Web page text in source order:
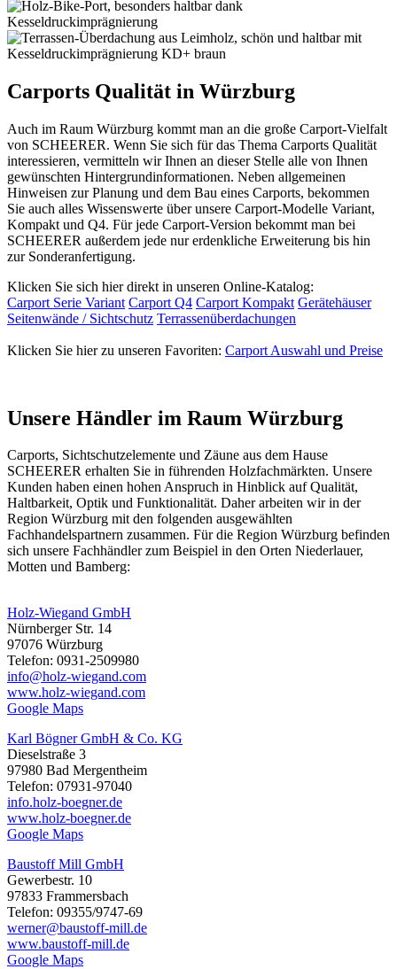
Carports Qualität in Würzburg
Auch im Raum Würzburg kommt man an die große Carport-Vielfalt
von SCHEERER. Wenn Sie sich für das Thema Carports Qualität
interessieren, vermitteln wir Ihnen an dieser Stelle alle von Ihnen
gewünschten Hintergrundinformationen. Neben allgemeinen
Hinweisen zur Planung und dem Bau eines Carports, bekommen
Sie auch alles Wissenswerte über unsere Carport-Modelle Variant,
Kompakt und Q4. Für jede Carport-Version bekommt man bei
SCHEERER außerdem jede nur erdenkliche Erweiterung bis hin
zur Sonderanfertigung.
Klicken Sie sich hier direkt in unseren Online-Katalog:
Carport Serie Variant Carport Q4 Carport Kompakt Gerätehäuser
Seitenwände / Sichtschutz Terrassenüberdachungen
Klicken Sie hier zu unseren Favoriten: Carport Auswahl und Preise
Unsere Händler im Raum Würzburg
Carports, Sichtschutzelemente und Zäune aus dem Hause
SCHEERER erhalten Sie in führenden Holzfachmärkten. Unsere
Kunden haben einen hohen Anspruch in Hinblick auf Qualität,
Haltbarkeit, Optik und Funktionalität. Daher arbeiten wir in der
Region Würzburg mit den folgenden ausgewählten
Fachhandelspartnern zusammen. Für die Region Würzburg befinden
sich unsere Fachhändler zum Beispiel in den Orten Niederlauer,
Motten und Bamberg:
Holz-Wiegand GmbH
Nürnberger Str. 14
97076 Würzburg
Telefon: 0931-2509980
info@holz-wiegand.com
www.holz-wiegand.com
Google Maps
Karl Bögner GmbH & Co. KG
Dieselstraße 3
97980 Bad Mergentheim
Telefon: 07931-97040
info.holz-boegner.de
www.holz-boegner.de
Google Maps
Baustoff Mill GmbH
Gewerbestr. 10
97833 Frammersbach
Telefon: 09355/9747-69
werner@baustoff-mill.de
www.baustoff-mill.de
Google Maps